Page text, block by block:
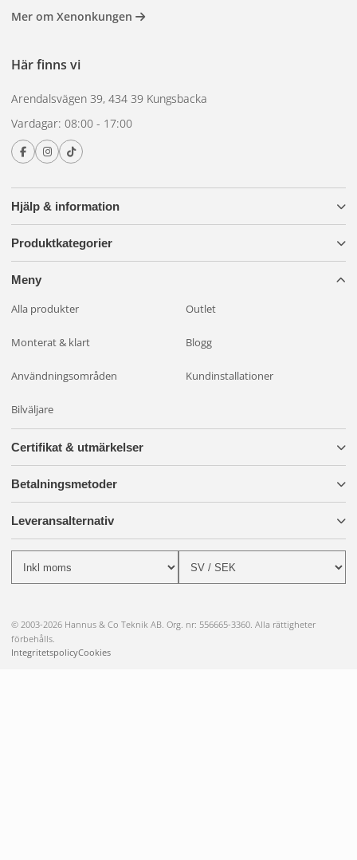
Hjälp & information
Produktkategorier
Meny
Alla produkter Outlet
Monterat & klart Blogg
Användningsområden Kundinstallationer
Bilväljare
Mer om Xenonkungen
Här finns vi
Arendalsvägen 39, 434 39 Kungsbacka
Vardagar: 08:00 - 17:00
Certifikat & utmärkelser
Betalningsmetoder
Leveransalternativ
© 2003-2026 Hannus & Co Teknik AB. Org. nr: 556665-3360. Alla rättigheter
förbehålls.
IntegritetspolicyCookies